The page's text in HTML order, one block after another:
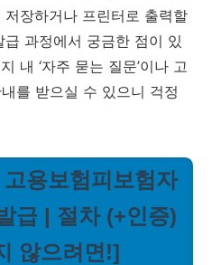
장하거나 프린터로 출력할
과정에서 궁금한 점이 있
내 ‘자주 묻는 질문’이나 고
를 받으실 수 있으니 걱정
용보험피보험자
급 | 절차 (+인증)
않으려면!]